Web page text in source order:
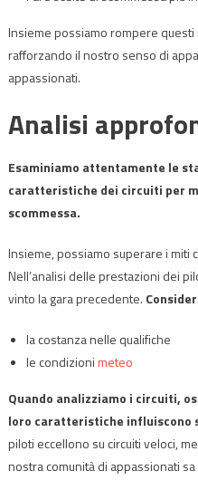
Insieme possiamo rompere
rafforzando il nostro senso di
appassionati.
Analisi
Esaminiamo attentamente le
caratteristiche dei circuiti per
scommessa.
Insieme, possiamo superare i miti
Nell’analisi delle prestazioni dei
vinto la gara precedente.
la costanza nelle qualifiche
le condizionimeteo
Quando analizziamo i circuiti,
loro caratteristiche influiscono
piloti eccellono su circuiti veloci,
nostra comunità di appassionati